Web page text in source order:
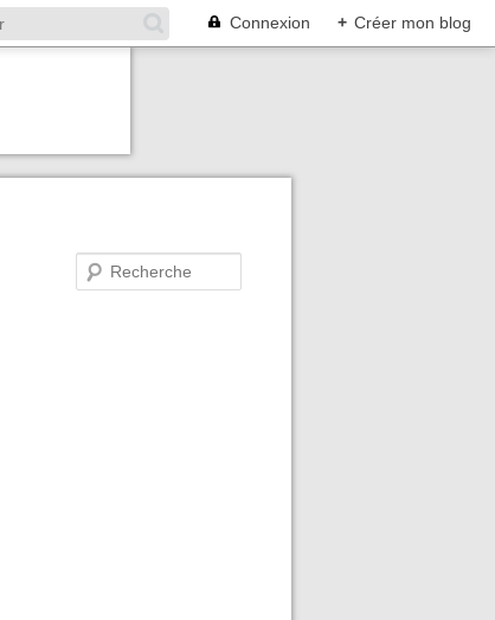
Connexion + Créer mon blog